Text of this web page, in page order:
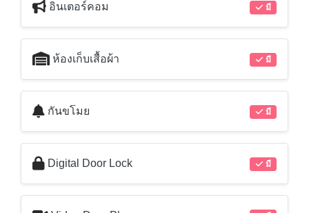
อินเตอร์คอม มี
ห้องเก็บเสื้อผ้า มี
กันขโมย มี
Digital Door Lock มี